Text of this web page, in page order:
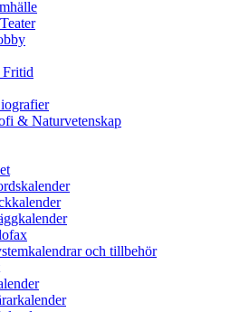
Fritid
& Naturvetenskap
och tillbehör